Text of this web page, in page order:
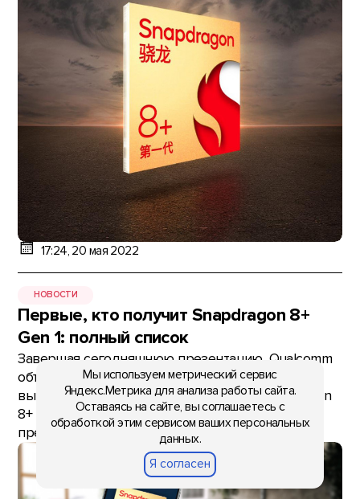
17:24, 20 мая 2022
НОВОСТИ
Первые, кто получит Snapdragon 8+
Gen 1: полный список
Завершая сегодняшнюю презентацию, Qualcomm
объявила список брендов, намеревающихся
выпустить смартфоны на базе нового Snapdragon
8+ Gen 1. В него вошло 15 компаний,
представленные на слайде ниже. Пр
Мы используем метрический сервис
Яндекс.Метрика для анализа работы сайта.
Оставаясь на сайте, вы соглашаетесь с
обработкой этим сервисом ваших персональных
данных.
Я согласен